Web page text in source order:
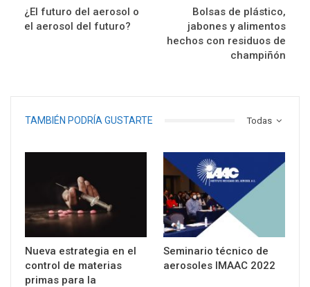
¿El futuro del aerosol o
el aerosol del futuro?
Bolsas de plástico,
jabones y alimentos
hechos con residuos de
champiñón
Todas
TAMBIÉN PODRÍA GUSTARTE
Nueva estrategia en el
control de materias
primas para la
Seminario técnico de
aerosoles IMAAC 2022